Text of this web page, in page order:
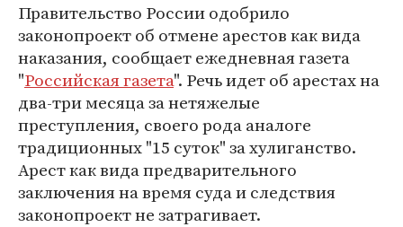
Правительство России одобрило
законопроект об отмене арестов как вида
наказания, сообщает ежедневная газета
"Российская газета". Речь идет об арестах на
два-три месяца за нетяжелые
преступления, своего рода аналоге
традиционных "15 суток" за хулиганство.
Арест как вида предварительного
заключения на время суда и следствия
законопроект не затрагивает.